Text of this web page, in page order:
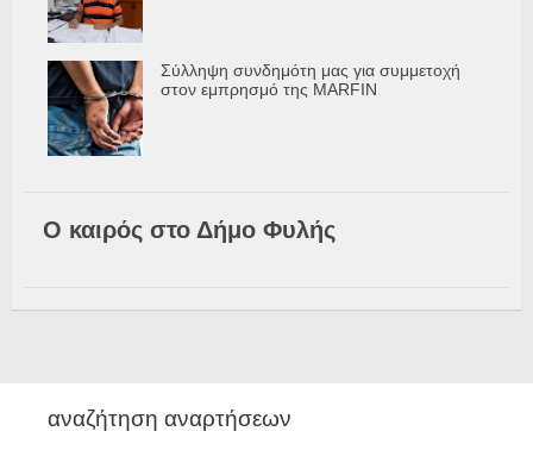
Σύλληψη συνδημότη μας για συμμετοχή
στον εμπρησμό της MARFIN
Ο καιρός στο Δήμο Φυλής
αναζήτηση αναρτήσεων